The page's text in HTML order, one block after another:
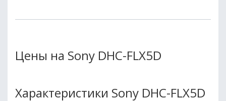
Цены на Sony DHC-FLX5D
Характеристики Sony DHC-FLX5D